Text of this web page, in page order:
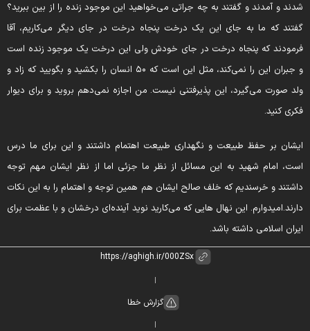
شدند و آمدند و گفتند به چه جراتی می‌خواهید این موجود زنده را از بین ببرید؟
گفتند که ما به جای این یک درخت پنجاه درخت در جای دیگر می‌کاریم، آقا
فرمودند که پنجاه درخت در جای خودش ولی این درخت یک موجود زنده است
و جبران این را نمی‌کند، مثل این است که ۵۰ انسان را بکشید و بگویید که زاد و
ولد صورت می‌گیرد، این پذیرفتنی نیست. من اجازه نمی‌دهم بروید و برای دیوار
فکری کنید.
ایشان بر حفظ طبیعت و نگهداری طبیعت اهتمام داشتند و این برای ما درس
است، امام شهید به این مسائل از نظر ما جزئی اما از نظر ایشان مهم توجه
داشتند و خرسندیم که خلف صالح ایشان هم همین توجه و اهتمام را به این نکات
دارند.امیدوارم. این نهال هایی که می‌کارید نوید آینده‌ای درخشان و با عظمت برای
ایران اسلامی داشته باشد.
گزارش خطا